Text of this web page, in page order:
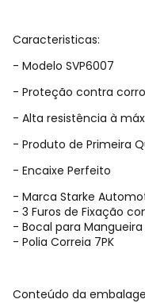
Caracteristicas:
- Modelo SVP6007
- Proteção contra
- Alta resistência à
- Produto de Primeira
- Encaixe Perfeito
- Marca Starke
- 3 Furos de Fixação
- Bocal para Mangueira
- Polia Correia 7PK
Conteúdo da